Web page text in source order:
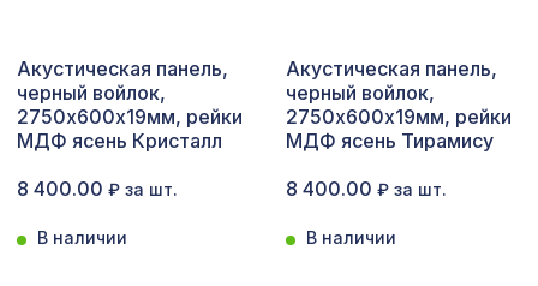
белая
Перфорированная панель ДЕДАЛО,
1000х680мм, ХДФ, клён
1110 ₽
Натуральные обои Cosca Арабеско
Акустическая панель,
черный войлок,
2750х600х19мм, рейки
МДФ ясень Кристалл
8 400.00 ₽ за шт.
В наличии
Акустическая панель,
черный войлок,
2750х600х19мм, рейки
МДФ ясень Тирамису
8 400.00 ₽ за шт.
В наличии